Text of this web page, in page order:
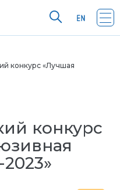
конкурс «Лучшая
конкурс